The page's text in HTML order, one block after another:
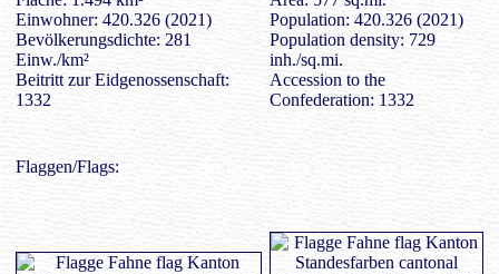
Einwohner: 420.326 (2021)
Bevölkerungsdichte: 281
Einw./km²
Beitritt zur Eidgenossenschaft:
1332
Population: 420.326 (2021)
Population density: 729
inh./sq.mi.
Accession to the
Confederation: 1332
Flaggen/Flags: